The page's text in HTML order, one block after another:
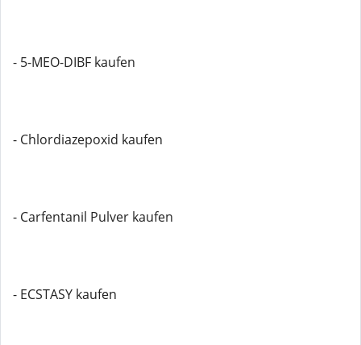
- 5-MEO-DIBF kaufen
- Chlordiazepoxid kaufen
- Carfentanil Pulver kaufen
- ECSTASY kaufen